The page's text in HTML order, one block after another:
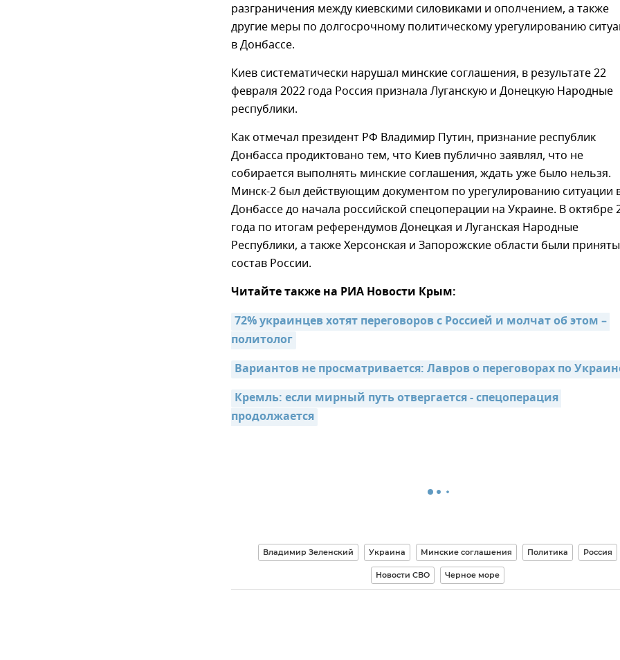
разграничения между киевскими силовиками и ополчением, а также
другие меры по долгосрочному политическому урегулированию
в Донбассе.
Киев систематически нарушал минские соглашения, в результате 22
февраля 2022 года Россия признала Луганскую и Донецкую Народные
республики.
Как отмечал президент РФ Владимир Путин, признание республик
Донбасса продиктовано тем, что Киев публично заявлял, что не
собирается выполнять минские соглашения, ждать уже было нельзя.
Минск-2 был действующим документом по урегулированию ситуации
Донбассе до начала российской спецоперации на Украине. В октябре
года по итогам референдумов Донецкая и Луганская Народные
Республики, а также Херсонская и Запорожские области были
состав России.
Читайте также на РИА Новости Крым:
72% украинцев хотят переговоров с Россией и молчат об этом –
политолог
Вариантов не просматривается: Лавров о переговорах по
Кремль: если мирный путь отвергается - спецоперация
продолжается
Владимир Зеленский Украина Минские соглашения Политика Россия
Новости СВО Черное море